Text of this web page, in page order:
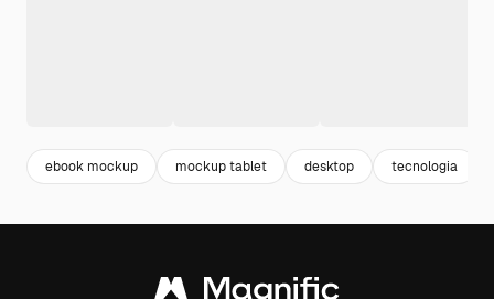
ebook mockup mockup tablet desktop tecnologia